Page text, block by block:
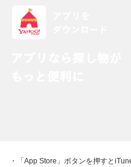
・「App Store」ボタンを押すと